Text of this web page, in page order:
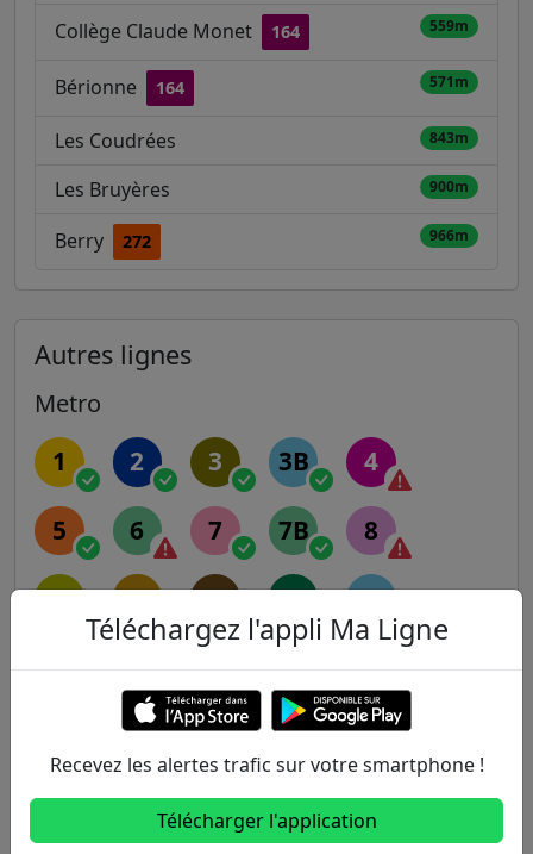
Collège Claude Monet 164 559m
Bérionne 164 571m
Les Coudrées 843m
Les Bruyères 900m
Berry 272 966m
Autres lignes
Metro
1 2 3 3B 4
5 6 7 7B 8
9 10 11 12 13
14
A B C D E
Téléchargez l'appli Ma Ligne
Recevez les alertes trafic sur votre smartphone !
Télécharger l'application